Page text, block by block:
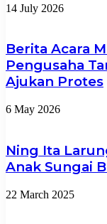
14 July 2026
Berita Acara
Pengusaha
Ajukan Protes
6 May 2026
Ning Ita
Anak Sungai
22 March 2025